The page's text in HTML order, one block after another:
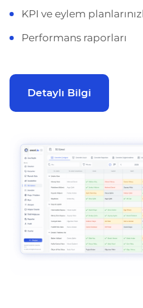
KPI ve eylem
Performans raporları
Detaylı Bilgi